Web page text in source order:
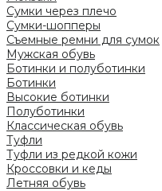
Сумки через плечо
Сумки-шопперы
Съемные ремни для сумок
Мужская обувь
Ботинки и полуботинки
Ботинки
Высокие ботинки
Полуботинки
Классическая обувь
Туфли
Туфли из редкой кожи
Кроссовки и кеды
Летняя обувь